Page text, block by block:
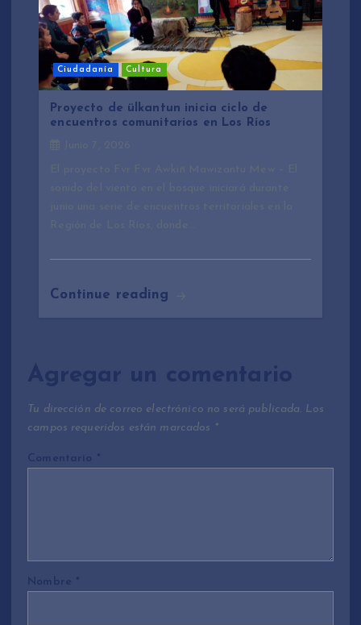
Ciudadanía Cultura
Proyecto de ülkantun inicia ciclo de
encuentros comunitarios en Los Ríos
Continue reading
Agregar un comentario
Tu dirección de correo electrónico no será publicada. Los
campos requeridos están marcados *
Comentario *
Nombre *